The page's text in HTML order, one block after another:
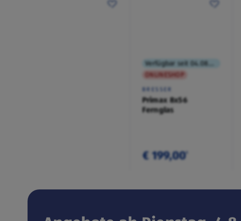
ONLINESHOP
BRESSER
Primax 8x56
Fernglas
€ 199,00¹